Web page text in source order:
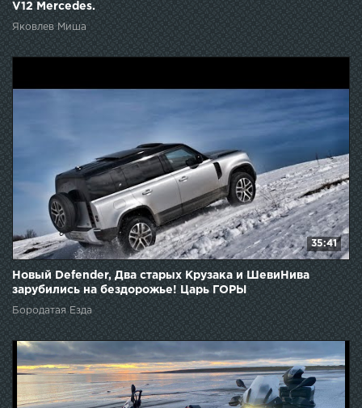
V12 Mercedes.
Яковлев Миша
35:41
Новый Defender, Два старых Крузака и ШевиНива
зарубились на бездорожье! Царь ГОРЫ
Бородатая Езда